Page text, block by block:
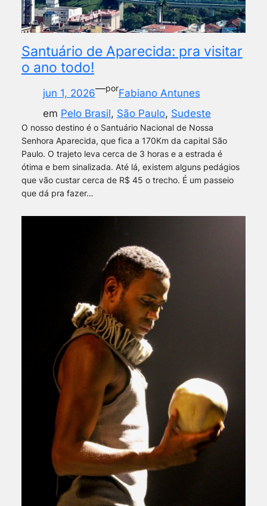
Santuário de Aparecida: pra visitar
o ano todo!
jun 1, 2026—porFabiano Antunes
em Pelo Brasil, São Paulo, Sudeste
O nosso destino é o Santuário Nacional de Nossa
Senhora Aparecida, que fica a 170Km da capital São
Paulo. O trajeto leva cerca de 3 horas e a estrada é
ótima e bem sinalizada. Até lá, existem alguns pedágios
que vão custar cerca de R$ 45 o trecho. É um passeio
que dá pra fazer…